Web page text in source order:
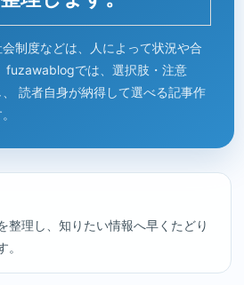
制度などは、人によって状況や合
fuzawablogでは、選択肢・注意
読者自身が納得して選べる記事作
整理し、知りたい情報へ早くたどり